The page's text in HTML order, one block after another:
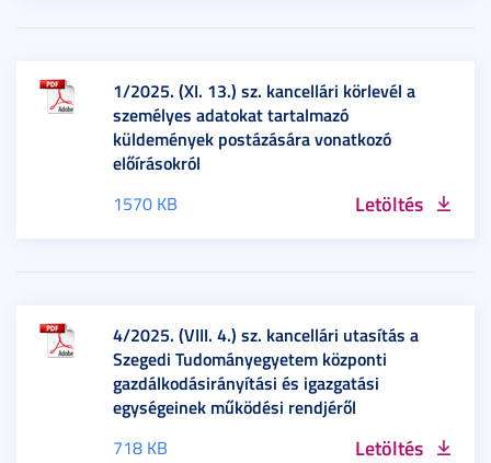
1/2025. (XI. 13.) sz. kancellári körlevél a
személyes adatokat tartalmazó
küldemények postázására vonatkozó
előírásokról
1570 KB Letöltés
4/2025. (VIII. 4.) sz. kancellári utasítás a
Szegedi Tudományegyetem központi
gazdálkodásirányítási és igazgatási
egységeinek működési rendjéről
718 KB Letöltés